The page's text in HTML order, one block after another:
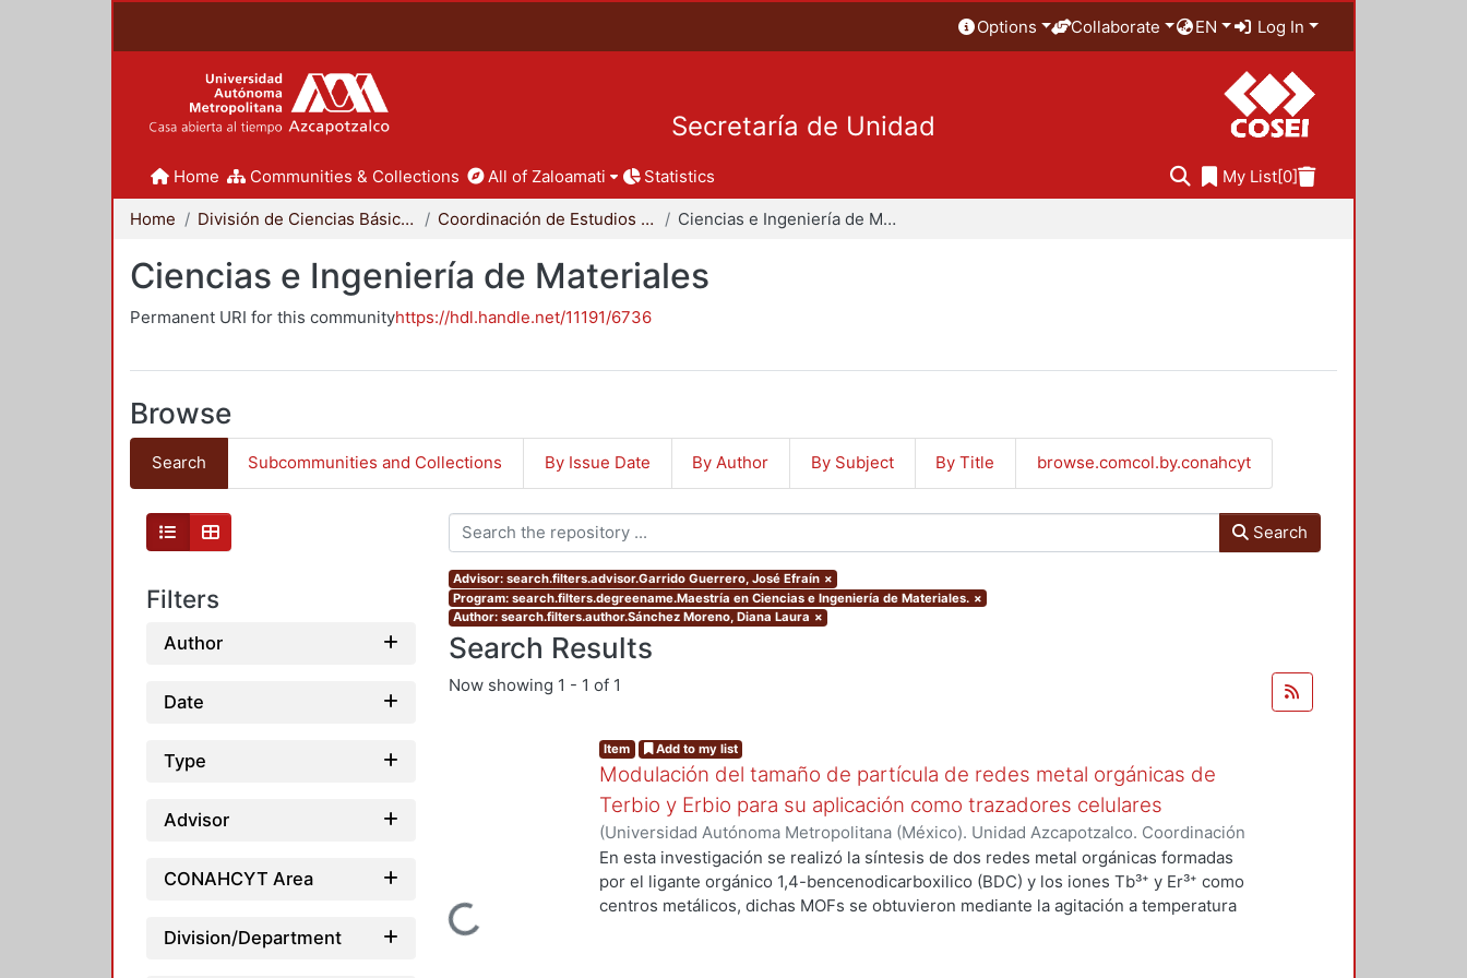
Options Collaborate EN Log In
Secretaría de Unidad
Home Communities & Collections All of Zaloamati Statistics My List[0]
Home División de Ciencias Básicas e Ingeniería Coordinación de Estudios de Posgrado - CBI Ciencias e Ingeniería de Materiales
Ciencias e Ingeniería de Materiales
Permanent URI for this communityhttps://hdl.handle.net/11191/6736
Browse
Search Subcommunities and Collections By Issue Date By Author By Subject By Title browse.comcol.by.conahcyt
Filters
Author
Date
Type
Advisor
CONAHCYT Area
Division/Department
Search
Advisor: search.filters.advisor.Garrido Guerrero, José Efraín ×
Program: search.filters.degreename.Maestría en Ciencias e Ingeniería de Materiales. ×
Author: search.filters.author.Sánchez Moreno, Diana Laura ×
Search Results
Now showing 1 - 1 of 1
Loading...
Item Add to my list
Modulación del tamaño de partícula de redes metal orgánicas de
Terbio y Erbio para su aplicación como trazadores celulares
(Universidad Autónoma Metropolitana (México). Unidad Azcapotzalco. Coordinación
de Servicios de Información.,2022)Sánchez Moreno, Diana Laura
En esta investigación se realizó la síntesis de dos redes metal orgánicas formadas
por el ligante orgánico 1,4-bencenodicarboxilico (BDC) y los iones Tb³⁺ y Er³⁺ como
centros metálicos, dichas MOFs se obtuvieron mediante la agitación a temperatura